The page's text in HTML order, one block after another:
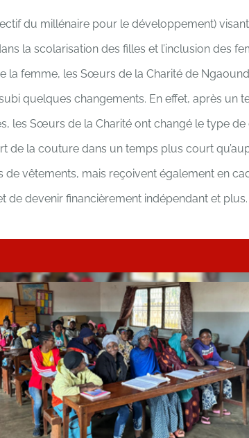
du millénaire pour le développement)
la scolarisation des filles et l’inclusion des
la femme, les Sœurs de la Charité de
quelques changements. En effet, après un
les Sœurs de la Charité ont changé le type
de la couture dans un temps plus court
de vêtements, mais reçoivent également en
de devenir financièrement indépendant et plus.